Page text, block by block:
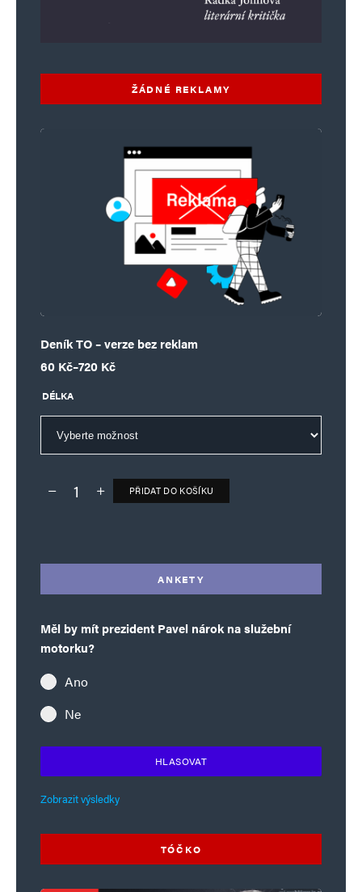
ŽÁDNÉ REKLAMY
Deník TO – verze bez reklam
60 Kč–720 Kč
Rozpětí cen: 60 Kč až 720 Kč
DÉLKA
Deník TO – verze bez reklam množství
PŘIDAT DO KOŠÍKU
ANKETY
Měl by mít prezident Pavel nárok na služební
motorku?
Ano
Ne
HLASOVAT
Zobrazit výsledky
TÓČKO